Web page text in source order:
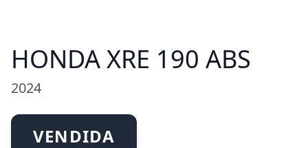
HONDA XRE 190 ABS
2024
VENDIDA